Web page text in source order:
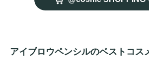
アイブロウペンシルのベストコス